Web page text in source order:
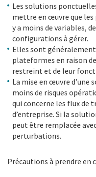
Les solutions
mettre en œuvre que
y a moins de variables,
configurations à gérer.
Elles sont
plateformes en raison
restreint et de leur
La mise en œuvre
moins de risques
qui concerne les flux de
d’entreprise. Si la
peut être remplacée
perturbations.
Précautions à prendre en